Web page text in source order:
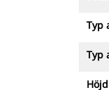
Typ
Typ